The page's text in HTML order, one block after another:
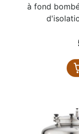
à fond